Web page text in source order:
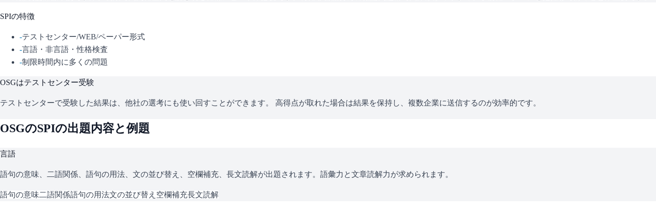
SPIの特徴
-テストセンター/WEB/ペーパー形式
-言語・非言語・性格検査
-制限時間内に多くの問題
OSGはテストセンター受験
テストセンターで受験した結果は、他社の選考にも使い回すことができます。 高得点が取れた場合は結果を保持し、複数企業に送信するのが効率的です。
OSGのSPIの出題内容と例題
言語
語句の意味、二語関係、語句の用法、文の並び替え、空欄補充、長文読解が出題されます。語彙力と文章読解力が求められます。
語句の意味二語関係語句の用法文の並び替え 空欄補充長文読解